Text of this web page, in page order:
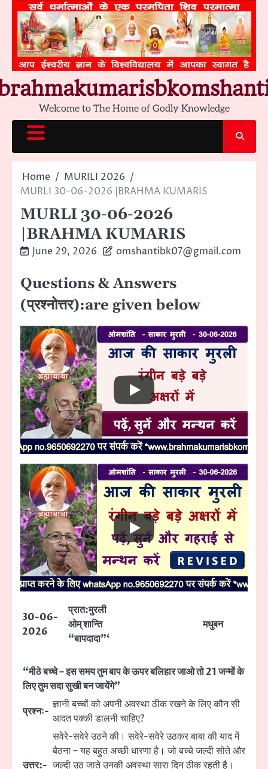
content
Welcome to The Home of Godly Knowledge
Home
MURILI 2026
MURLI 30-06-2026 |BRAHMA KUMARIS
MURLI 30-06-2026
|BRAHMA KUMARIS
June 29, 2026 omshantibk07@gmail.com
Questions & Answers
(प्रश्नोत्तर):are given below
30-06-
2026
प्रात:मुरली
ओम् शान्ति
“बापदादा”‘
मधुबन
“मीठे बच्चे – इस समय तुम बाप के ऊपर बलिहार जाओ तो 21 जन्मों के
लिए तुम सदा सुखी बन जायेंगे”
प्रश्नः-
ज्ञानी बच्चों को अपनी अवस्था ठीक रखने के लिए कौन सी
आदत पक्की डालनी चाहिए?
उत्तर:-
सवेरे-सवेरे उठने की। सवेरे-सवेरे उठकर बाबा की याद में
बैठना – यह बहुत अच्छी धारणा है। जो बच्चे जल्दी सोते और
जल्दी उठ जाते उनकी अवस्था सारा दिन ठीक रहती है।